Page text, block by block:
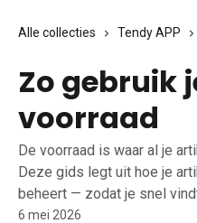
Alle collecties Tendy APP
Zo gebruik
voorraad
De voorraad is waar al je
Deze gids legt uit hoe je
beheert — zodat je snel
6 mei 2026